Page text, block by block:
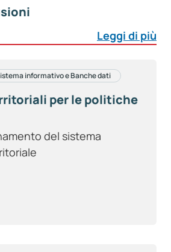
Leggi di più
informativo e Banche dati
per le politiche
del sistema